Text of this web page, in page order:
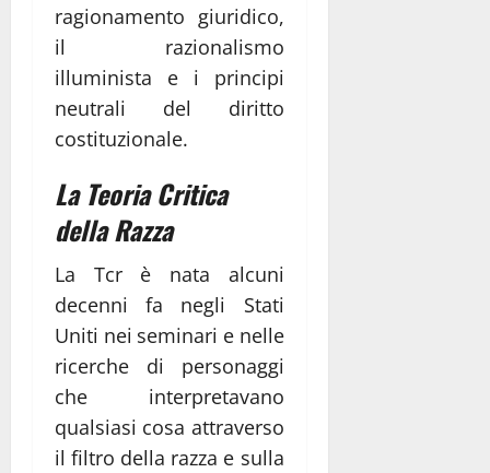
ragionamento giuridico,
il razionalismo
illuminista e i principi
neutrali del diritto
costituzionale.
La Teoria Critica
della Razza
La Tcr è nata alcuni
decenni fa negli Stati
Uniti nei seminari e nelle
ricerche di personaggi
che interpretavano
qualsiasi cosa attraverso
il filtro della razza e sulla